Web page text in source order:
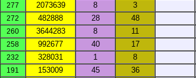
277 2073639 8
3
272 482888 28
48
260 3644283 8
11
258 992677 40
17
232 328031 1
8
191 153009 45
36